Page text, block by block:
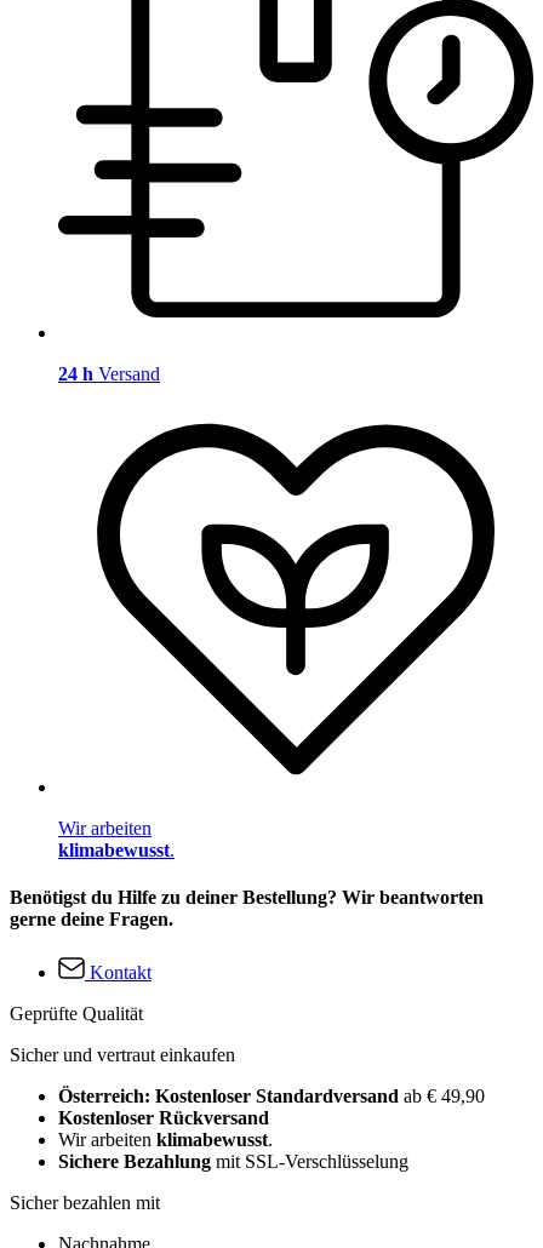
24 h Versand
Wir arbeiten
klimabewusst.
Benötigst du Hilfe zu deiner Bestellung? Wir beantworten
gerne deine Fragen.
Kontakt
Geprüfte Qualität
Sicher und vertraut einkaufen
Österreich: Kostenloser Standardversand ab € 49,90
Kostenloser Rückversand
Wir arbeiten klimabewusst.
Sichere Bezahlung mit SSL-Verschlüsselung
Sicher bezahlen mit
Nachnahme